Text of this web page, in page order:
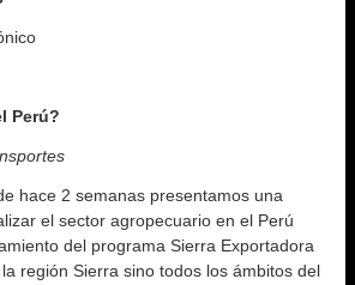
Perú?
hace 2 semanas presentamos una
el sector agropecuario en el Perú
del programa Sierra Exportadora
región Sierra sino todos los ámbitos del